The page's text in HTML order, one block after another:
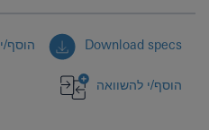
Download specs הוסף/
הוסף/י להשוואה